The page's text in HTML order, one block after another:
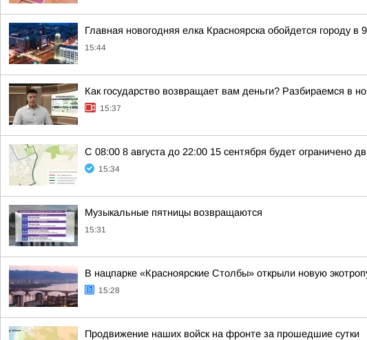
Главная новогодняя елка Красноярска обойдется городу в
15:44
Как государство возвращает вам деньги? Разбираемся в
15:37
С 08:00 8 августа до 22:00 15 сентября будет ограничено
15:34
Музыкальные пятницы возвращаются
15:31
В нацпарке «Красноярские Столбы» открыли новую
15:28
Продвижение наших войск на фронте за прошедшие сутки